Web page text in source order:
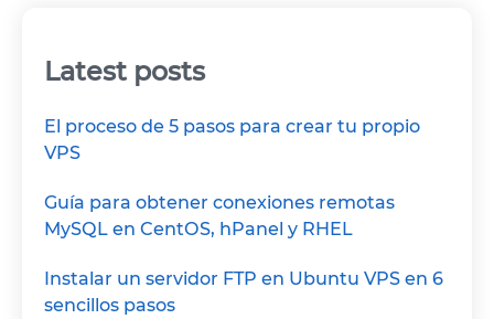
Latest posts
El proceso de 5 pasos para crear tu propio
VPS
Guía para obtener conexiones remotas
MySQL en CentOS, hPanel y RHEL
Instalar un servidor FTP en Ubuntu VPS en 6
sencillos pasos